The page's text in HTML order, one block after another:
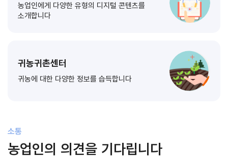
농업인에게 다양한 유형의 디지털 콘텐츠를
소개합니다
귀농귀촌센터
귀농에 대한 다양한 정보를 습득합니다
소통
농업인의 의견을 기다립니다